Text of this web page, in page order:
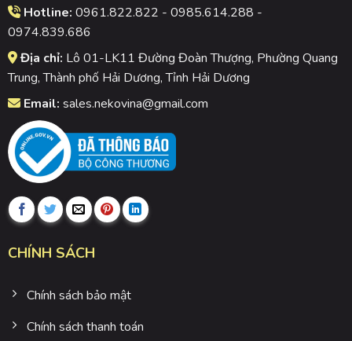
Hotline: 0961.822.822 - 0985.614.288 -
0974.839.686
Địa chỉ: Lô 01-LK11 Đường Đoàn Thượng, Phường Quang
Trung, Thành phố Hải Dương, Tỉnh Hải Dương
Email: sales.nekovina@gmail.com
CHÍNH SÁCH
Chính sách bảo mật
Chính sách thanh toán